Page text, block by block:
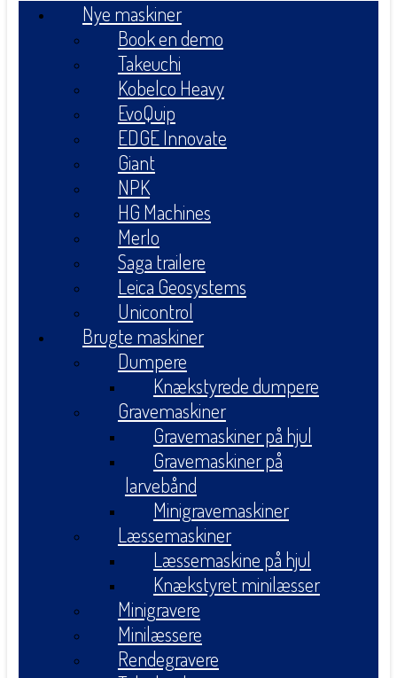
Nye maskiner
Book en demo
Takeuchi
Kobelco Heavy
EvoQuip
EDGE Innovate
Giant
NPK
HG Machines
Merlo
Saga trailere
Leica Geosystems
Unicontrol
Brugte maskiner
Dumpere
Knækstyrede dumpere
Gravemaskiner
Gravemaskiner på hjul
Gravemaskiner på
larvebånd
Minigravemaskiner
Læssemaskiner
Læssemaskine på hjul
Knækstyret minilæsser
Minigravere
Minilæssere
Rendegravere